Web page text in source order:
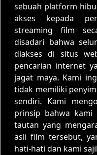
sebuah platform
akses kepada
streaming film
disadari bahwa
diakses di situs
pencarian internet
jagat maya. Kami
tidak memiliki
sendiri. Kami
prinsip bahwa kami
tautan yang
asli film tersebut,
hati-hati dan kami